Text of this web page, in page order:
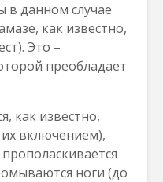
данном случае
как известно,
Это –
преобладает
как известно,
включением),
ноги (до